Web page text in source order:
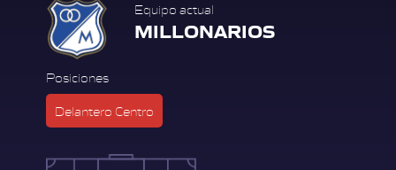
Equipo actual
MILLONARIOS
Posiciones
Delantero Centro